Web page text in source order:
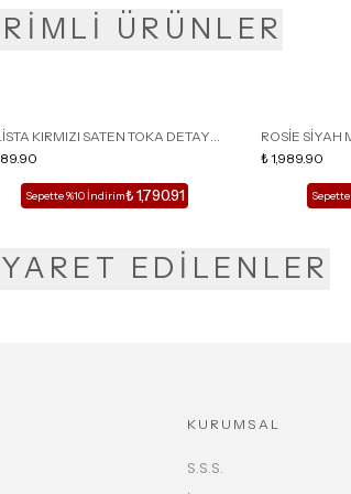
ÜRÜNLER
KIRMIZI SATEN TOKA DETAY
BURUN KADIN TOPUKLU TERLİK
Sepette %10 İndirim₺ 1,790.91
ROSİE SİYAH
DETAY
₺ 1,989.90
EDİLENLER
KURUMSAL
S.S.S.